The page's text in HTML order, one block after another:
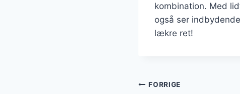
kombination. Med
også ser
lækre ret!
FORRIGE